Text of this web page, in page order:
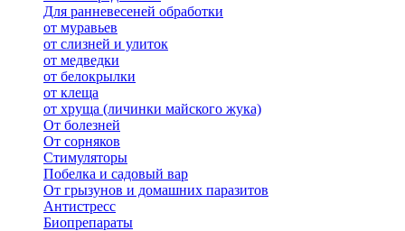
Для ранневесеней обработки
от муравьев
от слизней и улиток
от медведки
от белокрылки
от клеща
от хруща (личинки майского жука)
От болезней
От сорняков
Стимуляторы
Побелка и садовый вар
От грызунов и домашних паразитов
Антистресс
Биопрепараты